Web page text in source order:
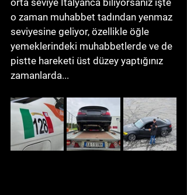
orta seviye İtalyanca biliyorsanız işte
o zaman muhabbet tadından yenmaz
seviyesine geliyor, özellikle öğle
yemeklerindeki muhabbetlerde ve de
pistte hareketi üst düzey yaptığınız
zamanlarda...